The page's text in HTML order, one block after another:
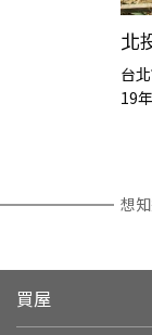
北
台
19年
想
買屋